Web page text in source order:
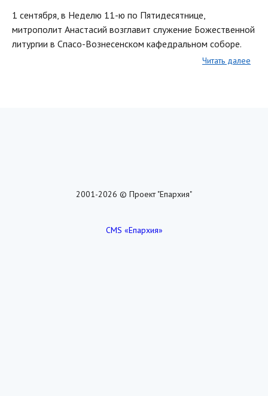
1 сентября, в Неделю 11-ю по Пятидесятнице,
митрополит Анастасий возглавит служение Божественной
литургии в Спасо-Вознесенском кафедральном соборе.
Читать далее
2001-2026 © Проект "Епархия"
CMS «Епархия»